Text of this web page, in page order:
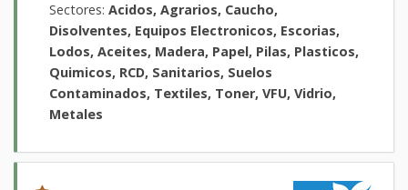
Sectores: Acidos, Agrarios, Caucho,
Disolventes, Equipos Electronicos, Escorias,
Lodos, Aceites, Madera, Papel, Pilas, Plasticos,
Quimicos, RCD, Sanitarios, Suelos
Contaminados, Textiles, Toner, VFU, Vidrio,
Metales